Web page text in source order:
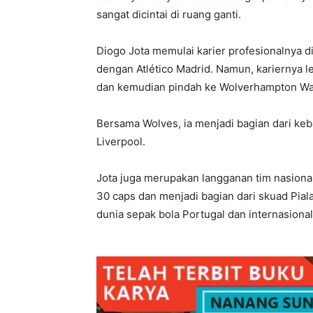
sangat dicintai di ruang ganti.
Diogo Jota memulai karier profesionalnya
dengan Atlético Madrid. Namun, kariernya
dan kemudian pindah ke Wolverhampton
Bersama Wolves, ia menjadi bagian dari
Liverpool.
Jota juga merupakan langganan tim
30 caps dan menjadi bagian dari skuad
dunia sepak bola Portugal dan